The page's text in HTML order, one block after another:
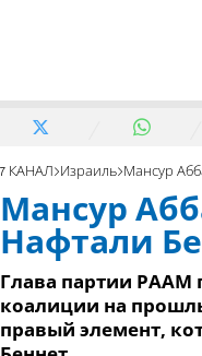
7 КАНАЛ Израиль Мансур
Мансур
Нафтали
Глава партии РААМ
коалиции на
правый элемент,